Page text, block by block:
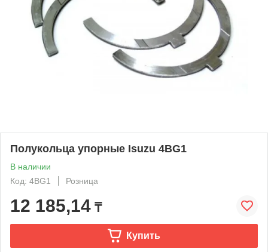
Полукольца упорные Isuzu 4BG1
В наличии
Код: 4BG1
Розница
12 185,14 ₸
Купить